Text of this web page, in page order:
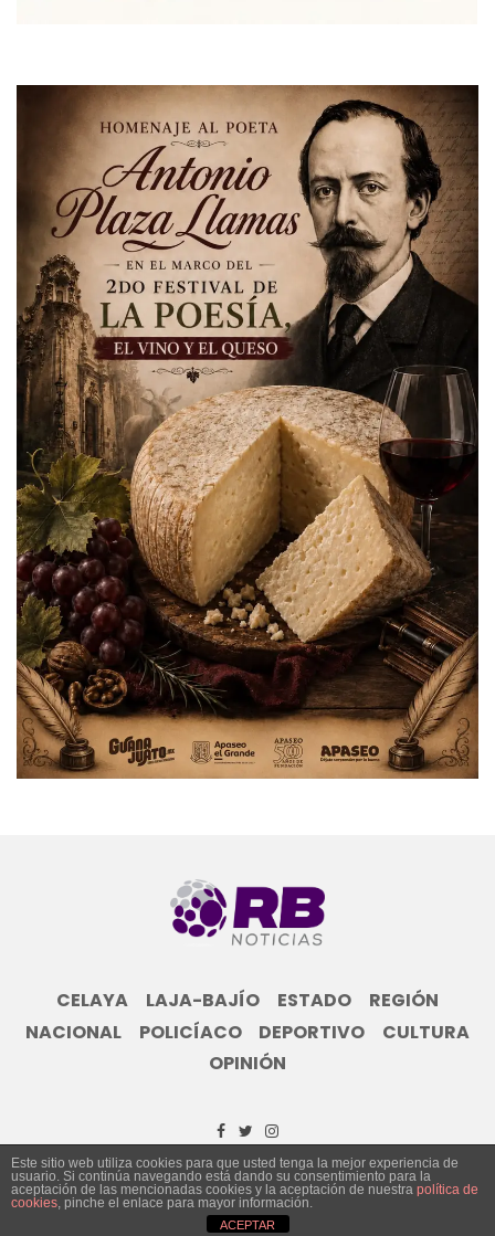
CELAYA LAJA-BAJÍO ESTADO
REGIÓN
NACIONAL
POLICÍACO DEPORTIVO
CULTURA
OPINIÓN
© Grupo Informativo Reporte Bajío 2023
Este sitio web utiliza cookies para que usted tenga la mejor experiencia de
usuario. Si continúa navegando está dando su consentimiento para la
aceptación de las mencionadas cookies y la aceptación de nuestra política de
cookies, pinche el enlace para mayor información.
ACEPTAR